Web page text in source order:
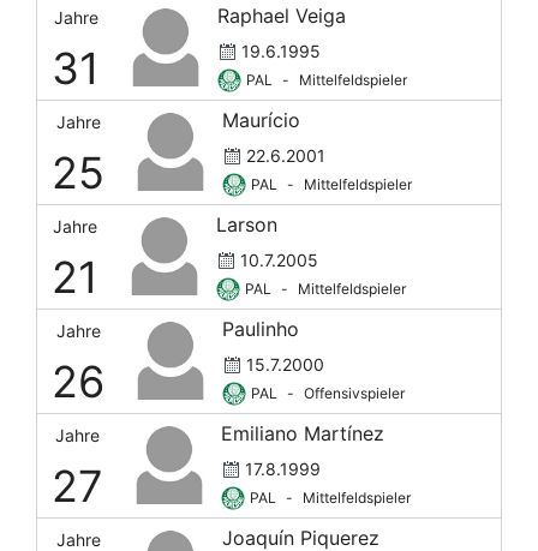
Jahre
31
Raphael Veiga
19.6.1995
PAL - Mittelfeldspieler
Jahre
25
Maurício
22.6.2001
PAL - Mittelfeldspieler
Jahre
21
Larson
10.7.2005
PAL - Mittelfeldspieler
Jahre
26
Paulinho
15.7.2000
PAL - Offensivspieler
Jahre
27
Emiliano Martínez
17.8.1999
PAL - Mittelfeldspieler
Jahre Joaquín Piquerez